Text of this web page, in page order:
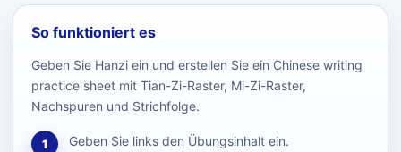
So funktioniert es
Geben Sie Hanzi ein und erstellen Sie ein Chinese writing
practice sheet mit Tian-Zi-Raster, Mi-Zi-Raster,
Nachspuren und Strichfolge.
1 Geben Sie links den Übungsinhalt ein.